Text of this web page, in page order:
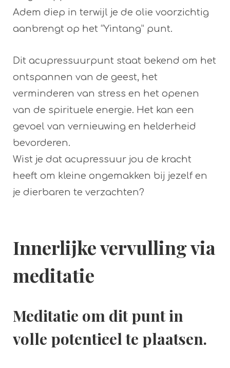
Adem diep in terwijl je de olie voorzichtig
aanbrengt op het “Yintang” punt.
Dit acupressuurpunt staat bekend om het
ontspannen van de geest, het
verminderen van stress en het openen
van de spirituele energie. Het kan een
gevoel van vernieuwing en helderheid
bevorderen.
Wist je dat acupressuur jou de kracht
heeft om kleine ongemakken bij jezelf en
je dierbaren te verzachten?
Innerlijke vervulling via
meditatie
Meditatie om dit punt in
volle potentieel te plaatsen.